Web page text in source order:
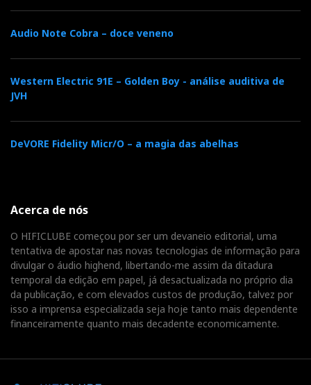
Admito que as PL100, à medida que rodaram puxadas
uma postura diferente face às adversidades: mais
calmas, mais coesas, com mais substância harmónica.
Audio Note Cobra – doce veneno
Western Electric 91E – Golden Boy - análise auditiva de
JVH
DeVORE Fidelity Micr/O – a magia das abelhas
Acerca de nós
O HIFICLUBE começou por ser um devaneio editorial, uma
tentativa de apostar nas novas tecnologias de informação para
divulgar o áudio highend, libertando-me assim da ditadura
temporal da edição em papel, já desactualizada no próprio dia
da publicação, e com elevados custos de produção, talvez por
isso a imprensa especializada seja hoje tanto mais dependente
financeiramente quanto mais decadente economicamente.